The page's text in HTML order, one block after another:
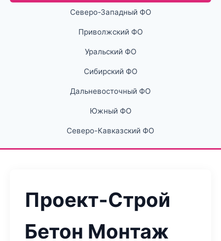
Северо-Западный ФО
Приволжский ФО
Уральский ФО
Сибирский ФО
Дальневосточный ФО
Южный ФО
Северо-Кавказский ФО
Проект-Строй
Бетон Монтаж